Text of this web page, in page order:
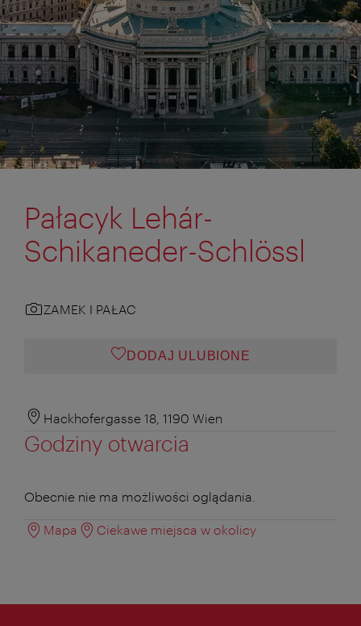
Pałacyk Lehár-
Schikaneder-Schlössl
ZAMEK I PAŁAC
DODAJ ULUBIONE
Hackhofergasse 18, 1190 Wien
Godziny otwarcia
Obecnie nie ma możliwości oglądania.
Mapa Ciekawe miejsca w okolicy